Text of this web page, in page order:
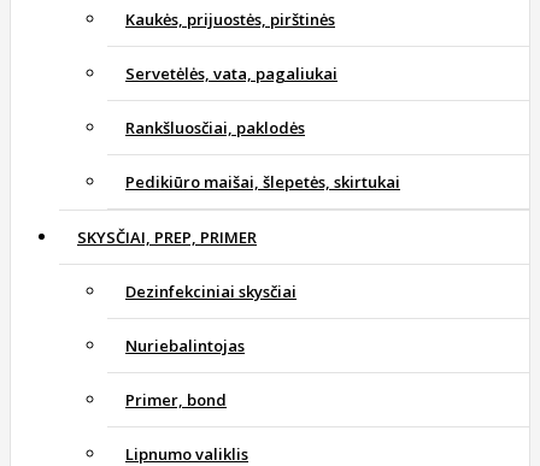
Kaukės, prijuostės, pirštinės
Servetėlės, vata, pagaliukai
Rankšluosčiai, paklodės
Pedikiūro maišai, šlepetės, skirtukai
SKYSČIAI, PREP, PRIMER
Dezinfekciniai skysčiai
Nuriebalintojas
Primer, bond
Lipnumo valiklis